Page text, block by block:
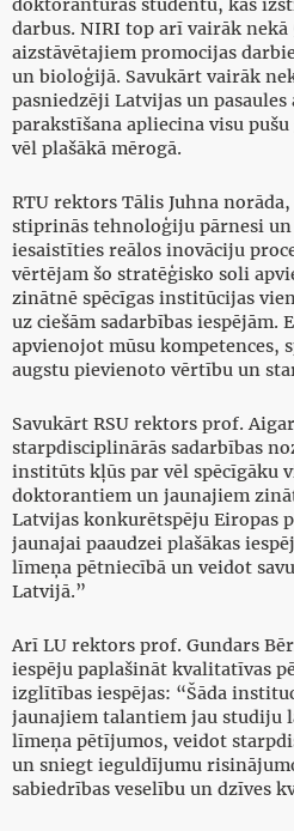
doktorantūras studentu, kas
darbus. NIRI top arī vairāk
aizstāvētajiem promocijas
un bioloģijā. Savukārt vairāk
pasniedzēji Latvijas un
parakstīšana apliecina visu
vēl plašākā mērogā.
RTU rektors Tālis Juhna
stiprinās tehnoloģiju pārnesi
iesaistīties reālos inovāciju
vērtējam šo stratēģisko soli
zinātnē spēcīgas institūcijas
uz ciešām sadarbības iespējām.
apvienojot mūsu kompetences,
augstu pievienoto vērtību un
Savukārt RSU rektors prof.
starpdisciplinārās sadarbības
institūts kļūs par vēl spēcīgāku
doktorantiem un jaunajiem
Latvijas konkurētspēju Eiropas
jaunajai paaudzei plašākas
līmeņa pētniecībā un veidot
Latvijā.”
Arī LU rektors prof. Gundars
iespēju paplašināt kvalitatīvas
izglītības iespējas: “Šāda
jaunajiem talantiem jau studiju
līmeņa pētījumos, veidot
un sniegt ieguldījumu
sabiedrības veselību un dzīves